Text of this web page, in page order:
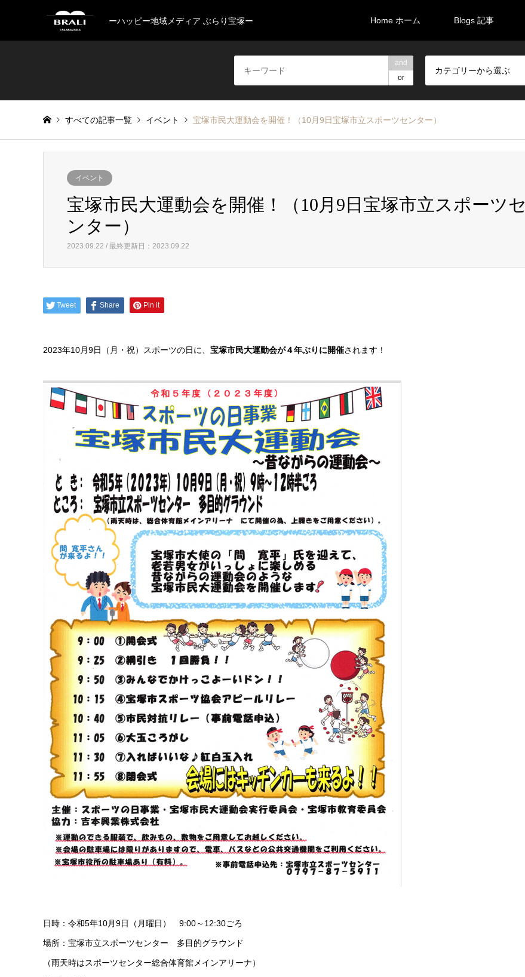
ーハッピー地域メディア ぶらり宝塚ー Home ホーム Blogs 記事
and
or
カテゴリーから選ぶ
すべての記事一覧 イベント 宝塚市民大運動会を開催！（10月9日宝塚市立スポーツセンター）
イベント
宝塚市民大運動会を開催！（10月9日宝塚市立スポーツセ
ンター）
2023.09.22 / 最終更新日：2023.09.22
Tweet Share Pin it
2023年10月9日（月・祝）スポーツの日に、 宝塚市民大運動会が４年ぶりに開催されます！
日時：令和5年10月9日（月曜日） 9:00～12:30ごろ
場所：宝塚市立スポーツセンター 多目的グラウンド
（雨天時はスポーツセンター総合体育館メインアリーナ）